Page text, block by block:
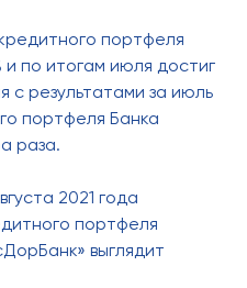
портфеля
по итогам июля достиг
с результатами за июль
портфеля Банка
раза.
2021 года
портфеля
выглядит